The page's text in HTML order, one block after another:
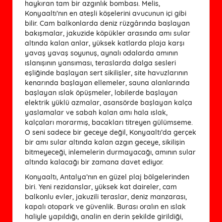
haykıran tam bir azgınlık bombası. Melis,
Konyaaltı’nın en ateşli köşelerini avucunun içi gibi
bilir. Cam balkonlarda deniz rüzgârında başlayan
bakışmalar, jakuzide köpükler arasında amı sular
altında kalan anlar, yüksek katlarda plaja karşı
yavaş yavaş soyunuş, aynalı odalarda amının
ıslanışının yansıması, teraslarda dalga sesleri
eşliğinde başlayan sert sikilişler, site havuzlarının
kenarında başlayan ellemeler, sauna alanlarında
başlayan ıslak öpüşmeler, lobilerde başlayan
elektrik yüklü azmalar, asansörde başlayan kalça
yaslamalar ve sabah kalan amı hala ıslak,
kalçaları morarmış, bacakları titreyen gülümseme.
O seni sadece bir geceye değil, Konyaaltı’da gerçek
bir amı sular altında kalan azgın geceye, sikilişin
bitmeyeceği, inlemelerin durmayacağı, amının sular
altında kalacağı bir zamana davet ediyor.
Konyaaltı, Antalya’nın en güzel plaj bölgelerinden
biri. Yeni rezidanslar, yüksek kat daireler, cam
balkonlu evler, jakuzili teraslar, deniz manzarası,
kapalı otopark ve güvenlik. Burası oralın en ıslak
haliyle yapıldığı, analin en derin şekilde girildiği,